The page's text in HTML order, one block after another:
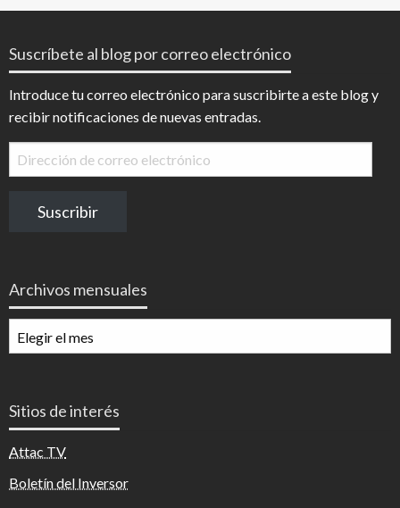
Suscríbete al blog por correo electrónico
Introduce tu correo electrónico para suscribirte a este blog y
recibir notificaciones de nuevas entradas.
Dirección
de
electrónico
Suscribir
Archivos mensuales
mensuales
Sitios de interés
Attac TV
Boletín del Inversor